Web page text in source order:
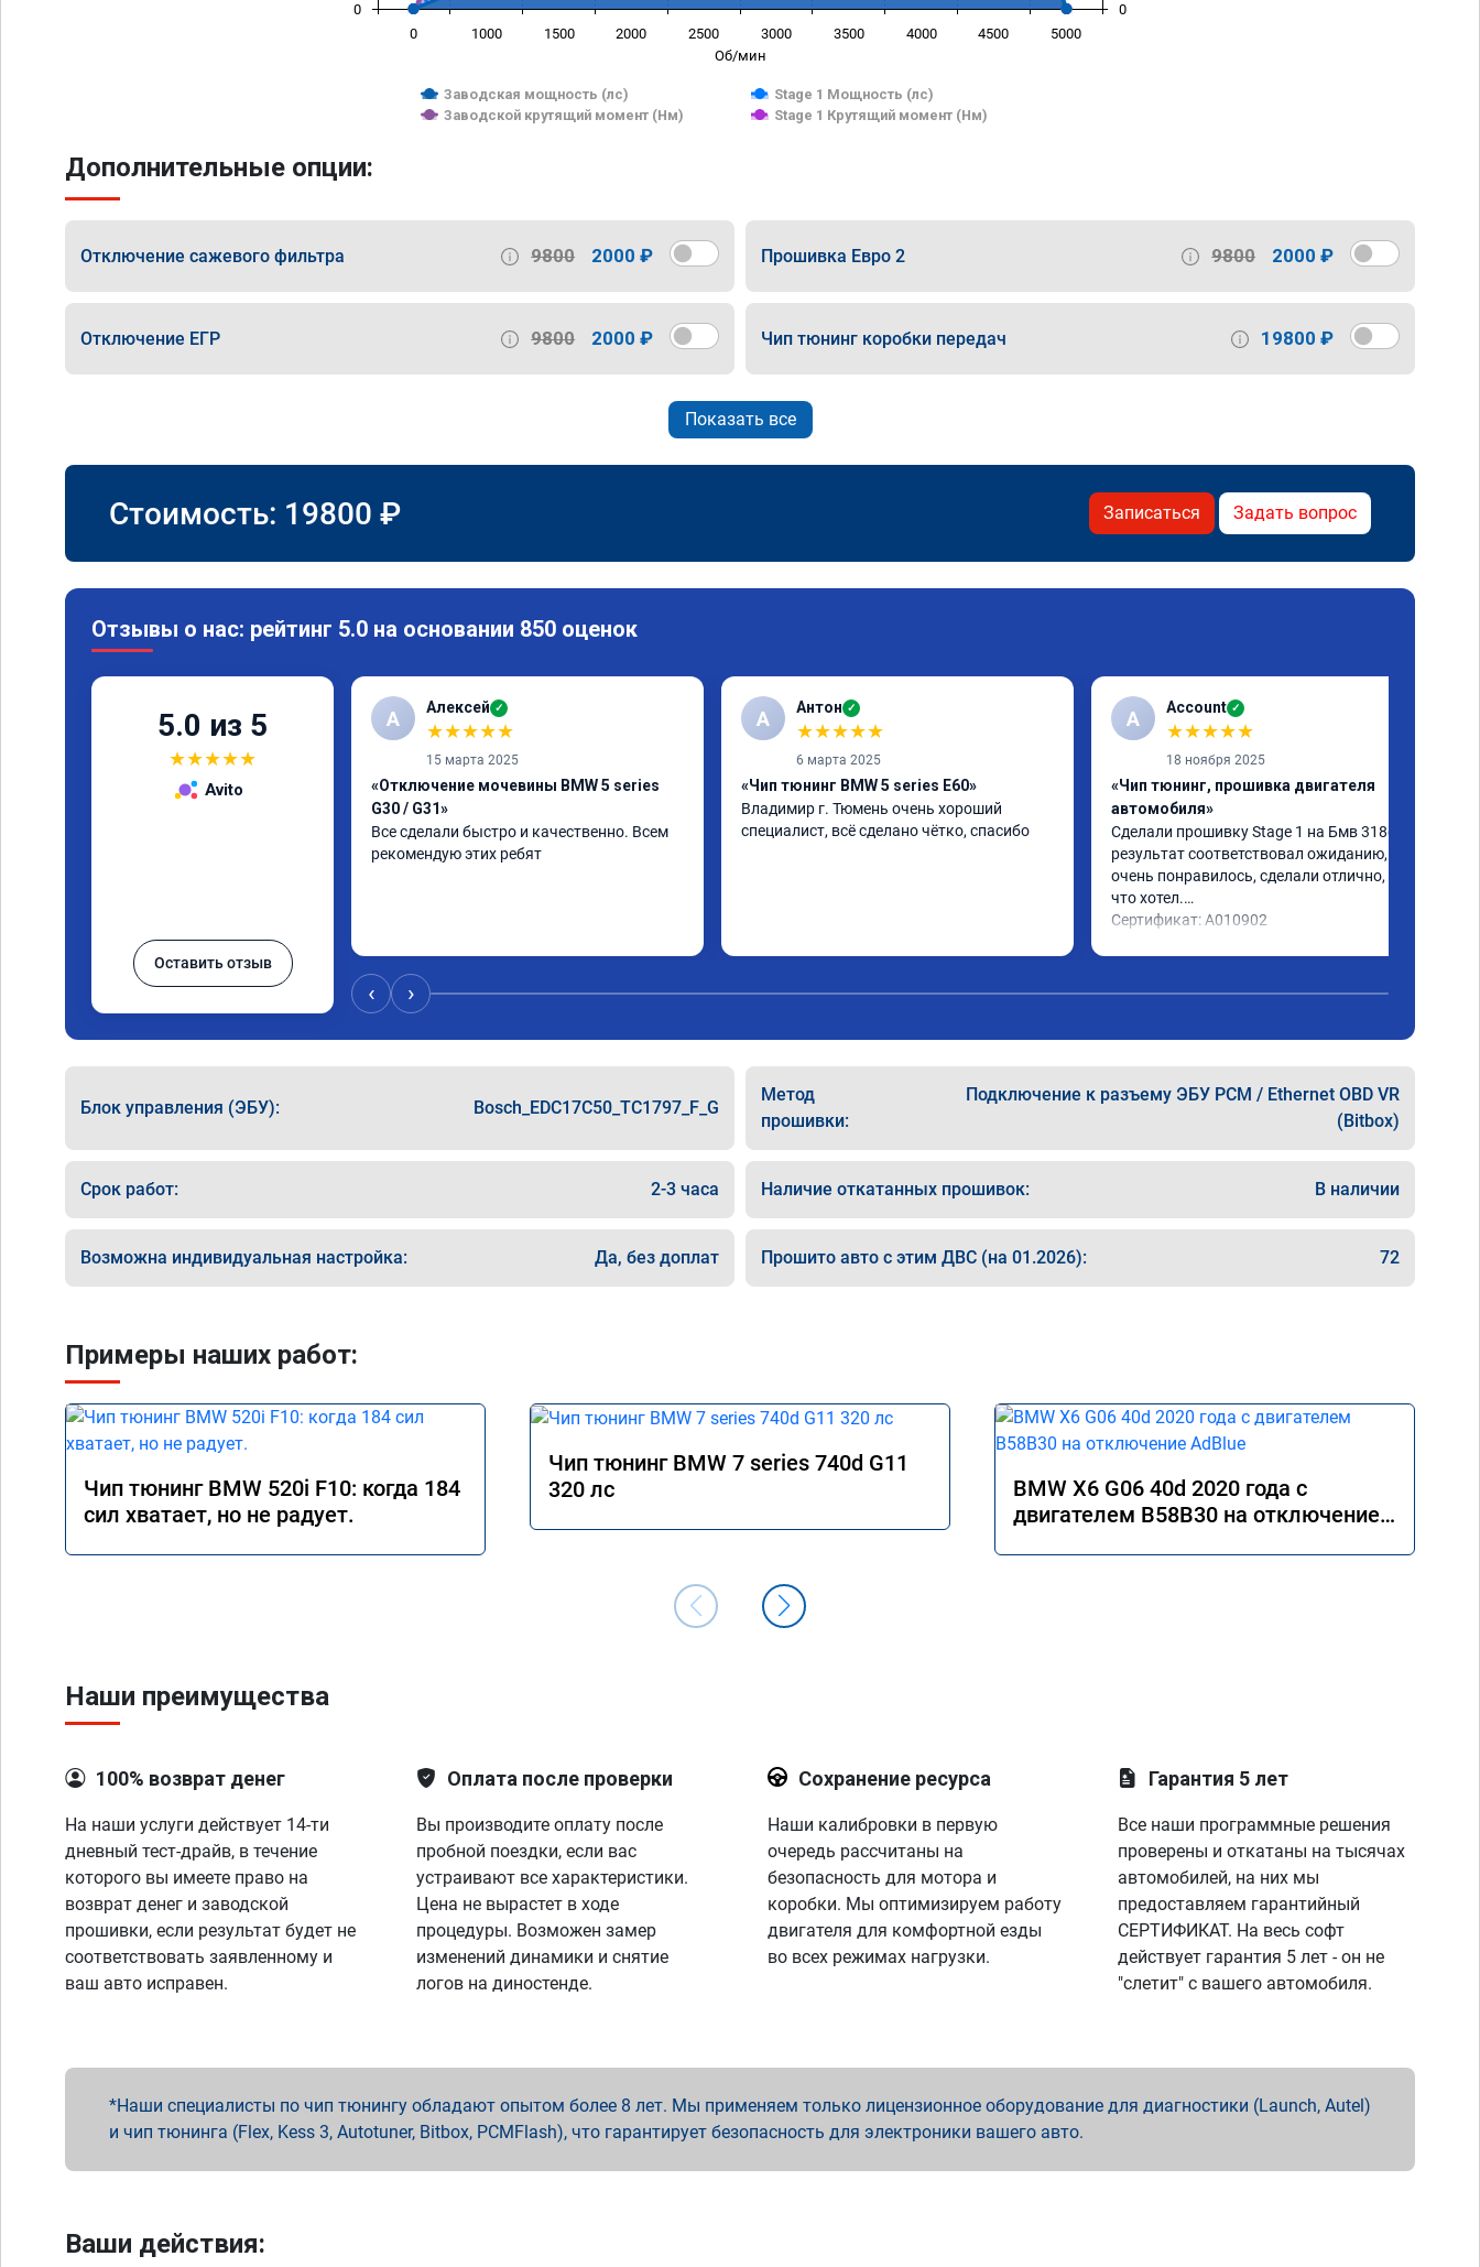
Об/мин
Заводская мощность (лс)
Stage 1 Мощность (лс)
Заводской крутящий момент (Нм)
Stage 1 Крутящий момент (Нм)
0 1000 1500 2000 2500 3000 3500 4000 4500 5000
0 0
Дополнительные опции:
Отключение сажевого фильтра 9800 2000 ₽ Прошивка Евро 2 9800 2000 ₽
Отключение ЕГР 9800 2000 ₽ Чип тюнинг коробки передач 19800 ₽
Показать все
Стоимость: 19800 ₽ Записаться Задать вопрос
Отзывы о нас: рейтинг 5.0 на основании 850 оценок
5.0 из 5
★★★★★
Avito
Оставить отзыв
А Алексей ✓
★★★★★
15 марта 2025
«Отключение мочевины BMW 5 series
G30 / G31»
Все сделали быстро и качественно. Всем
рекомендую этих ребят
А Антон ✓
★★★★★
6 марта 2025
«Чип тюнинг BMW 5 series E60»
Владимир г. Тюмень очень хороший
специалист, всё сделано чётко, спасибо
A Account ✓
★★★★★
18 ноября 2025
«Чип тюнинг, прошивка двигателя
автомобиля»
Сделали прошивку Stage 1 на Бмв 318d,
результат соответствовал ожиданию, все
очень понравилось, сделали отлично, то
что хотел.
Сертификат: A010902
‹ ›
Блок управления (ЭБУ): Bosch_EDC17C50_TC1797_F_G
Метод
прошивки:
Подключение к разъему ЭБУ PCM / Ethernet OBD VR
(Bitbox)
Срок работ: 2-3 часа Наличие откатанных прошивок: В наличии
Возможна индивидуальная настройка: Да, без доплат Прошито авто с этим ДВС (на 01.2026): 72
Примеры наших работ:
Чип тюнинг BMW 520i F10: когда 184
сил хватает, но не радует.
Чип тюнинг BMW 7 series 740d G11
320 лс
BMW X6 G06 40d 2020 года с
двигателем B58B30 на отключение
Наши преимущества
100% возврат денег
На наши услуги действует 14-ти
дневный тест-драйв, в течение
которого вы имеете право на
возврат денег и заводской
прошивки, если результат будет не
соответствовать заявленному и
ваш авто исправен.
Оплата после проверки
Вы производите оплату после
пробной поездки, если вас
устраивают все характеристики.
Цена не вырастет в ходе
процедуры. Возможен замер
изменений динамики и снятие
логов на диностенде.
Сохранение ресурса
Наши калибровки в первую
очередь рассчитаны на
безопасность для мотора и
коробки. Мы оптимизируем работу
двигателя для комфортной езды
во всех режимах нагрузки.
Гарантия 5 лет
Все наши программные решения
проверены и откатаны на тысячах
автомобилей, на них мы
предоставляем гарантийный
СЕРТИФИКАТ. На весь софт
действует гарантия 5 лет - он не
"слетит" с вашего автомобиля.
Наши специалисты по чип тюнингу обладают опытом более 8 лет. Мы применяем только лицензионное оборудование для диагностики (Launch, Autel)
и чип тюнинга (Flex, Kess 3, Autotuner, Bitbox, PCMFlash), что гарантирует безопасность для электроники вашего авто.
Ваши действия: